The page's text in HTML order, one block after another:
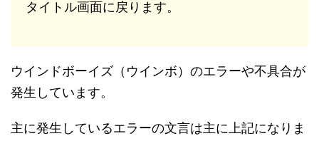
タイトル画面に戻ります。
ウインドボーイズ（ウインボ）のエラーや不具合が
発生しています。
主に発生しているエラーの文言は主に上記になりま